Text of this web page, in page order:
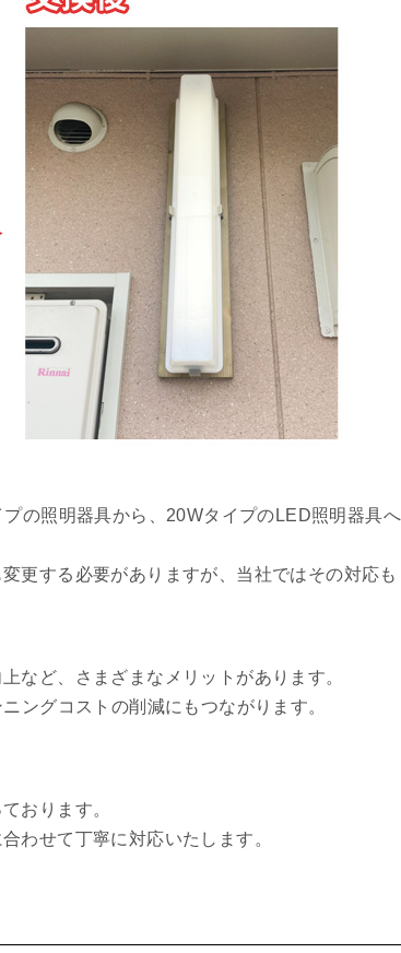
の照明器具から、20WタイプのLED照明器具へ
更する必要がありますが、当社ではその対応も
など、さまざまなメリットがあります。
ングコストの削減にもつながります。
おります。
わせて丁寧に対応いたします。